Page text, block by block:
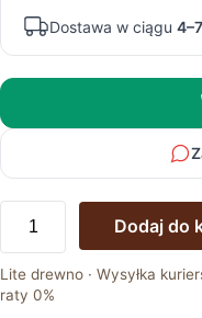
Dostawa w ciągu
Szafka
nocna
dębowa
dąb
Dodaj do
Lite drewno · Wysyłka
raty 0%